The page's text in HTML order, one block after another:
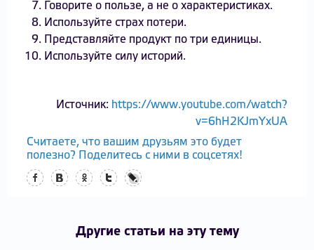
Говорите о пользе, а не о характеристиках.
Используйте страх потери.
Представляйте продукт по три единицы.
Используйте силу историй.
Источник: https://www.youtube.com/watch?
v=6hH2KJmYxUA
Считаете, что вашим друзьям это будет
полезно? Поделитесь с ними в соцсетях!
Другие статьи на эту тему